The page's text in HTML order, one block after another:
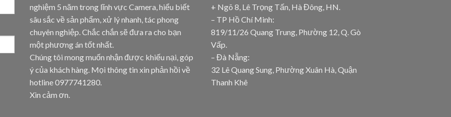
nghiệm 5 năm trong lĩnh vực Camera, hiểu biết
sâu sắc về sản phẩm, xử lý nhanh, tác phong
chuyên nghiệp. Chắc chắn sẽ đưa ra cho bạn
một phương án tốt nhất.
Chúng tôi mong muốn nhận được khiếu nại, góp
ý của khách hàng. Mọi thông tin xin phản hồi về
hotline0977741280.
Xin cảm ơn.
+ Ngõ 8, Lê Trọng Tấn, Hà Đông, HN.
– TP Hồ Chí Minh:
819/11/26 Quang Trung, Phường 12, Q. Gò
Vấp.
– Đà Nẵng:
32 Lê Quang Sung, Phường Xuân Hà, Quận
Thanh Khê